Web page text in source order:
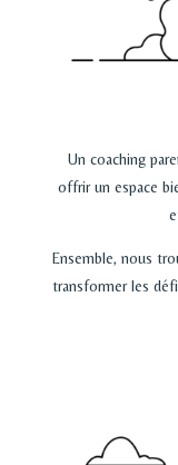
Un coaching
offrir un espace
Ensemble, nous
transformer les